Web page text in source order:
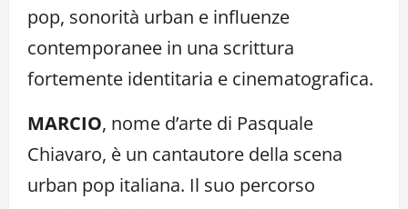
pop, sonorità urban e influenze
contemporanee in una scrittura
fortemente identitaria e cinematografica.
MARCIO, nome d’arte di Pasquale
Chiavaro, è un cantautore della scena
urban pop italiana. Il suo percorso